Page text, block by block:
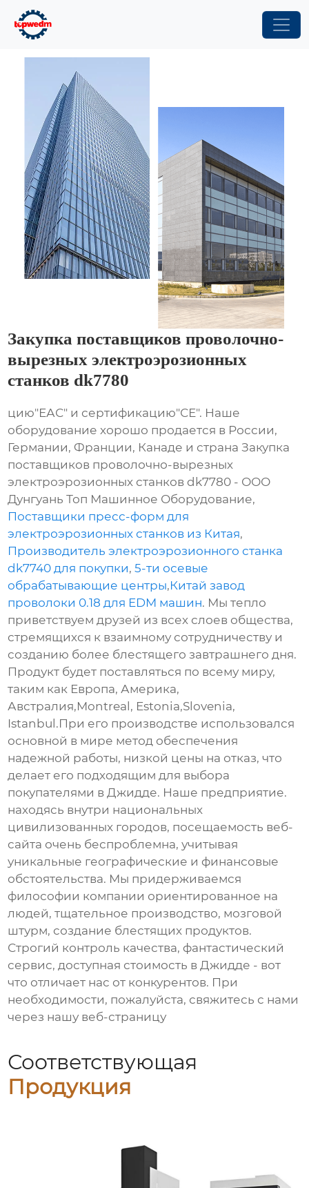
Закупка поставщиков проволочно-
вырезных электроэрозионных
станков dk7780
цию"ЕАС" и сертификацию"СЕ". Наше
оборудование хорошо продается в России,
Германии, Франции, Канаде и страна Закупка
поставщиков проволочно-вырезных
электроэрозионных станков dk7780 - ООО
Дунгуань Топ Машинное Оборудование,
Поставщики пресс-форм для
электроэрозионных станков из Китая,
Производитель электроэрозионного станка
dk7740 для покупки,5-ти осевые
обрабатывающие центры,Китай завод
проволоки 0.18 для EDM машин. Мы тепло
приветствуем друзей из всех слоев общества,
стремящихся к взаимному сотрудничеству и
созданию более блестящего завтрашнего дня.
Продукт будет поставляться по всему миру,
таким как Европа, Америка,
Австралия,Montreal, Estonia,Slovenia,
Istanbul.При его производстве использовался
основной в мире метод обеспечения
надежной работы, низкой цены на отказ, что
делает его подходящим для выбора
покупателями в Джидде. Наше предприятие.
находясь внутри национальных
цивилизованных городов, посещаемость веб-
сайта очень беспроблемна, учитывая
уникальные географические и финансовые
обстоятельства. Мы придерживаемся
философии компании ориентированное на
людей, тщательное производство, мозговой
штурм, создание блестящих продуктов.
Строгий контроль качества, фантастический
сервис, доступная стоимость в Джидде - вот
что отличает нас от конкурентов. При
необходимости, пожалуйста, свяжитесь с нами
через нашу веб-страницу
Соответствующая
Продукция